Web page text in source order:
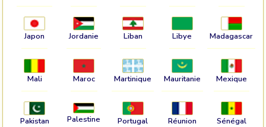
Japon Jordanie Liban Libye Madagascar
Mali Maroc Martinique Mauritanie Mexique
Pakistan Palestine Portugal Réunion Sénégal